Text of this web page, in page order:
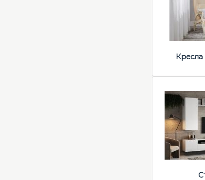
Кресла